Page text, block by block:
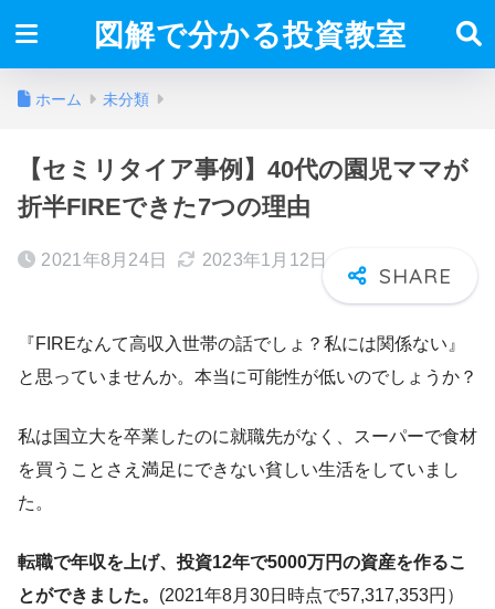
図解で分かる投資教室
ホーム 未分類
【セミリタイア事例】40代の園児ママが
折半FIREできた7つの理由
2021年8月24日 2023年1月12日
『FIREなんて高収入世帯の話でしょ？私には関係ない』
と思っていませんか。本当に可能性が低いのでしょうか？
私は国立大を卒業したのに就職先がなく、スーパーで食材
を買うことさえ満足にできない貧しい生活をしていまし
た。
転職で年収を上げ、投資12年で5000万円の資産を作るこ
とができました。 (2021年8月30日時点で57,317,353円）